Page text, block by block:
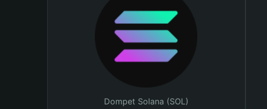
Dompet Solana (SOL)